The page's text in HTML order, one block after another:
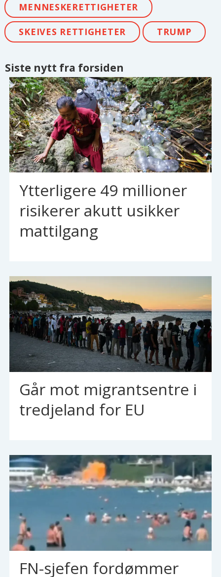
MENNESKERETTIGHETER
SKEIVES RETTIGHETER TRUMP
Siste nytt fra forsiden
Ytterligere 49 millioner
risikerer akutt usikker
mattilgang
Går mot migrantsentre i
tredjeland for EU
FN-sjefen fordømmer